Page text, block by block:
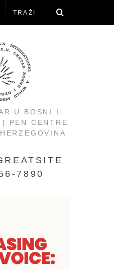
U BOSNI I
PEN CENTRE
7890